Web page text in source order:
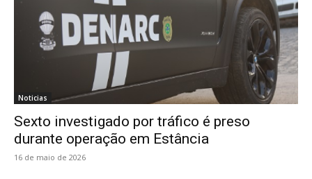
Noticias
Sexto investigado por tráfico é preso
durante operação em Estância
16 de maio de 2026